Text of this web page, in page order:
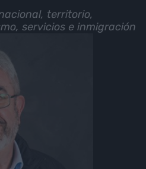
territorio,
servicios e inmigración